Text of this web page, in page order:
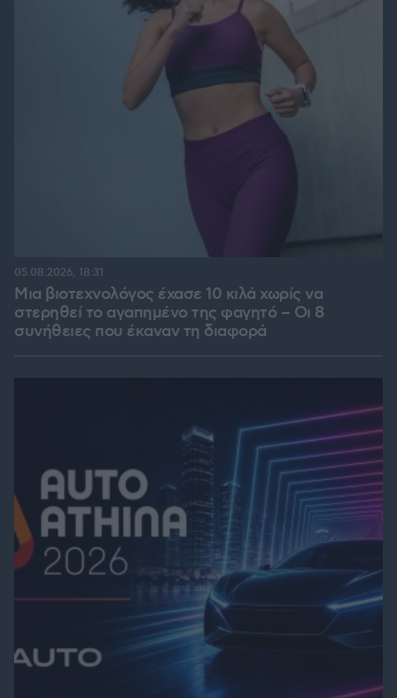
Μια βιοτεχνολόγος έχασε 10 κιλά χωρίς να
στερηθεί το αγαπημένο της φαγητό – Οι 8
συνήθειες που έκαναν τη διαφορά
05.08.2026, 18:31